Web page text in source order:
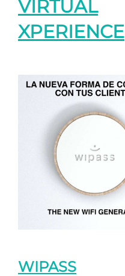
VIRTUAL
XPERIENCE
WIPASS